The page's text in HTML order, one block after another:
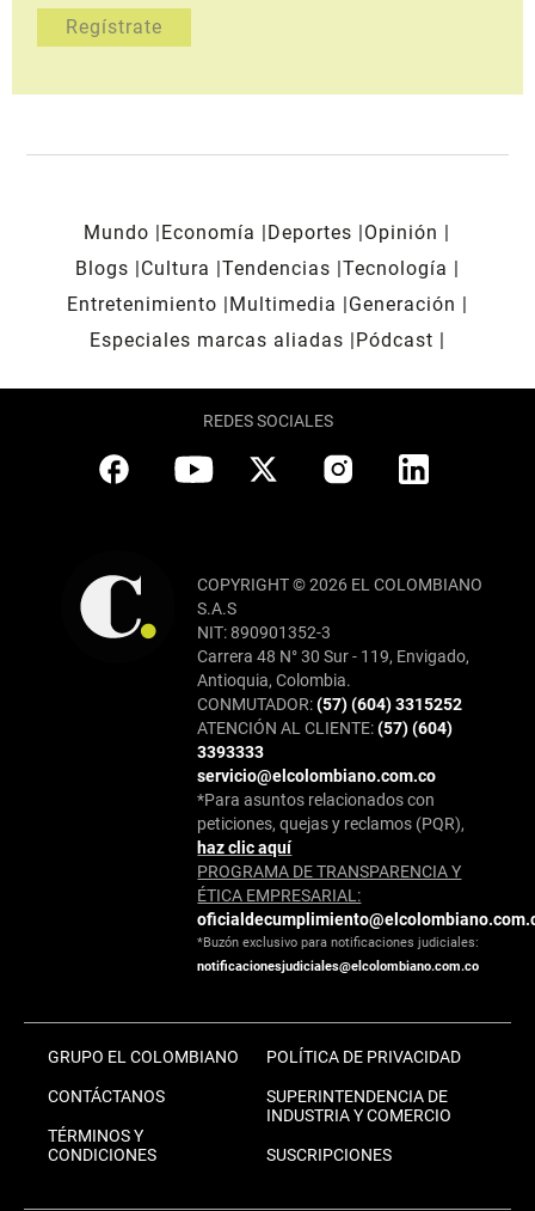
Mundo Economía Deportes
Opinión
Blogs
Cultura Tendencias Tecnología
Entretenimiento
Multimedia
Generación
Especiales marcas aliadas
Pódcast
REDES SOCIALES
COPYRIGHT © 2026 EL COLOMBIANO
S.A.S
NIT: 890901352-3
Carrera 48 N° 30 Sur - 119, Envigado,
Antioquia, Colombia.
CONMUTADOR:(57) (604) 3315252
ATENCIÓN AL CLIENTE:(57) (604)
3393333
servicio@elcolombiano.com.co
*Para asuntos relacionados con
peticiones, quejas y reclamos (PQR),
haz clic aquí
PROGRAMA DE TRANSPARENCIA Y
ÉTICA EMPRESARIAL:
*Buzón exclusivo para notificaciones judiciales:
notificacionesjudiciales@elcolombiano.com.co
GRUPO EL COLOMBIANO
CONTÁCTANOS
TÉRMINOS Y
CONDICIONES
POLÍTICA DE PRIVACIDAD
SUPERINTENDENCIA DE
INDUSTRIA Y COMERCIO
SUSCRIPCIONES